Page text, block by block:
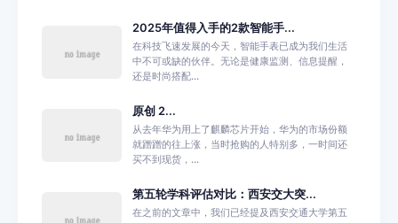
2025年值得入手的2款智能手...
在科技飞速发展的今天，智能手表已成为我们生活
中不可或缺的伙伴。无论是健康监测、信息提醒，
还是时尚搭配...
原创 2...
从去年华为用上了麒麟芯片开始，华为的市场份额
就蹭蹭的往上涨，当时抢购的人特别多，一时间还
买不到现货，...
第五轮学科评估对比：西安交大突...
在之前的文章中，我们已经提及西安交通大学第五